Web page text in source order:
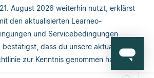
August 2026 weiterhin nutzt, erklärst
den aktualisierten Learneo-
und Servicebedingungen
dass du unsere aktualisierte
zur Kenntnis genommen hast.
deduktiv?